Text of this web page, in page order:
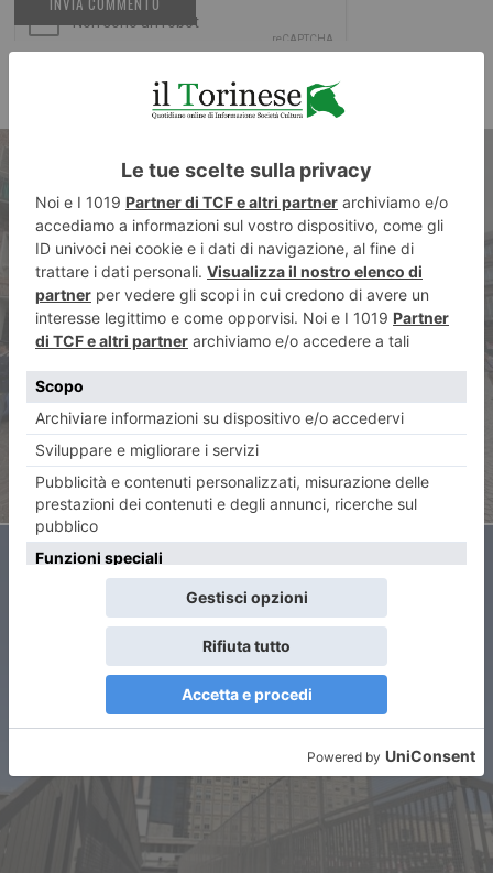
ARTICOLO PRECEDENTE
Patto per la sicurezza. Nuovi
veicoli per le Forze dell’Ordine
e più video sorveglianza per la
città di Torino
ARTICOLO SUCCESSIVO
Ustioni durante la grigliata:
uomo in codice rosso al CTO